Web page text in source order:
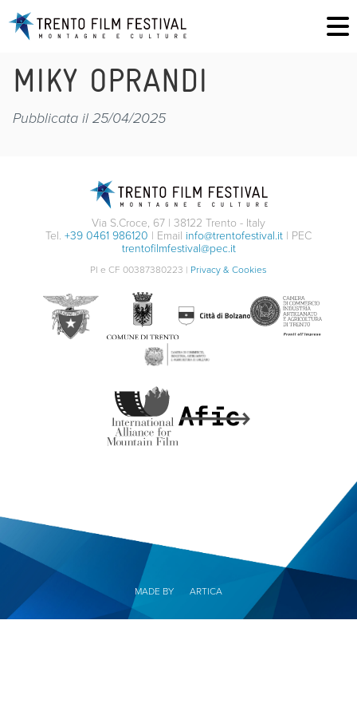
MIKY OPRANDI
Pubblicata il 25/04/2025
Via S.Croce, 67 | 38122 Trento - Italy
Tel. +39 0461 986120 | Email info@trentofestival.it | PEC
trentofilmfestival@pec.it
PI e CF 00387380223 | Privacy & Cookies
MADE BY ARTICA